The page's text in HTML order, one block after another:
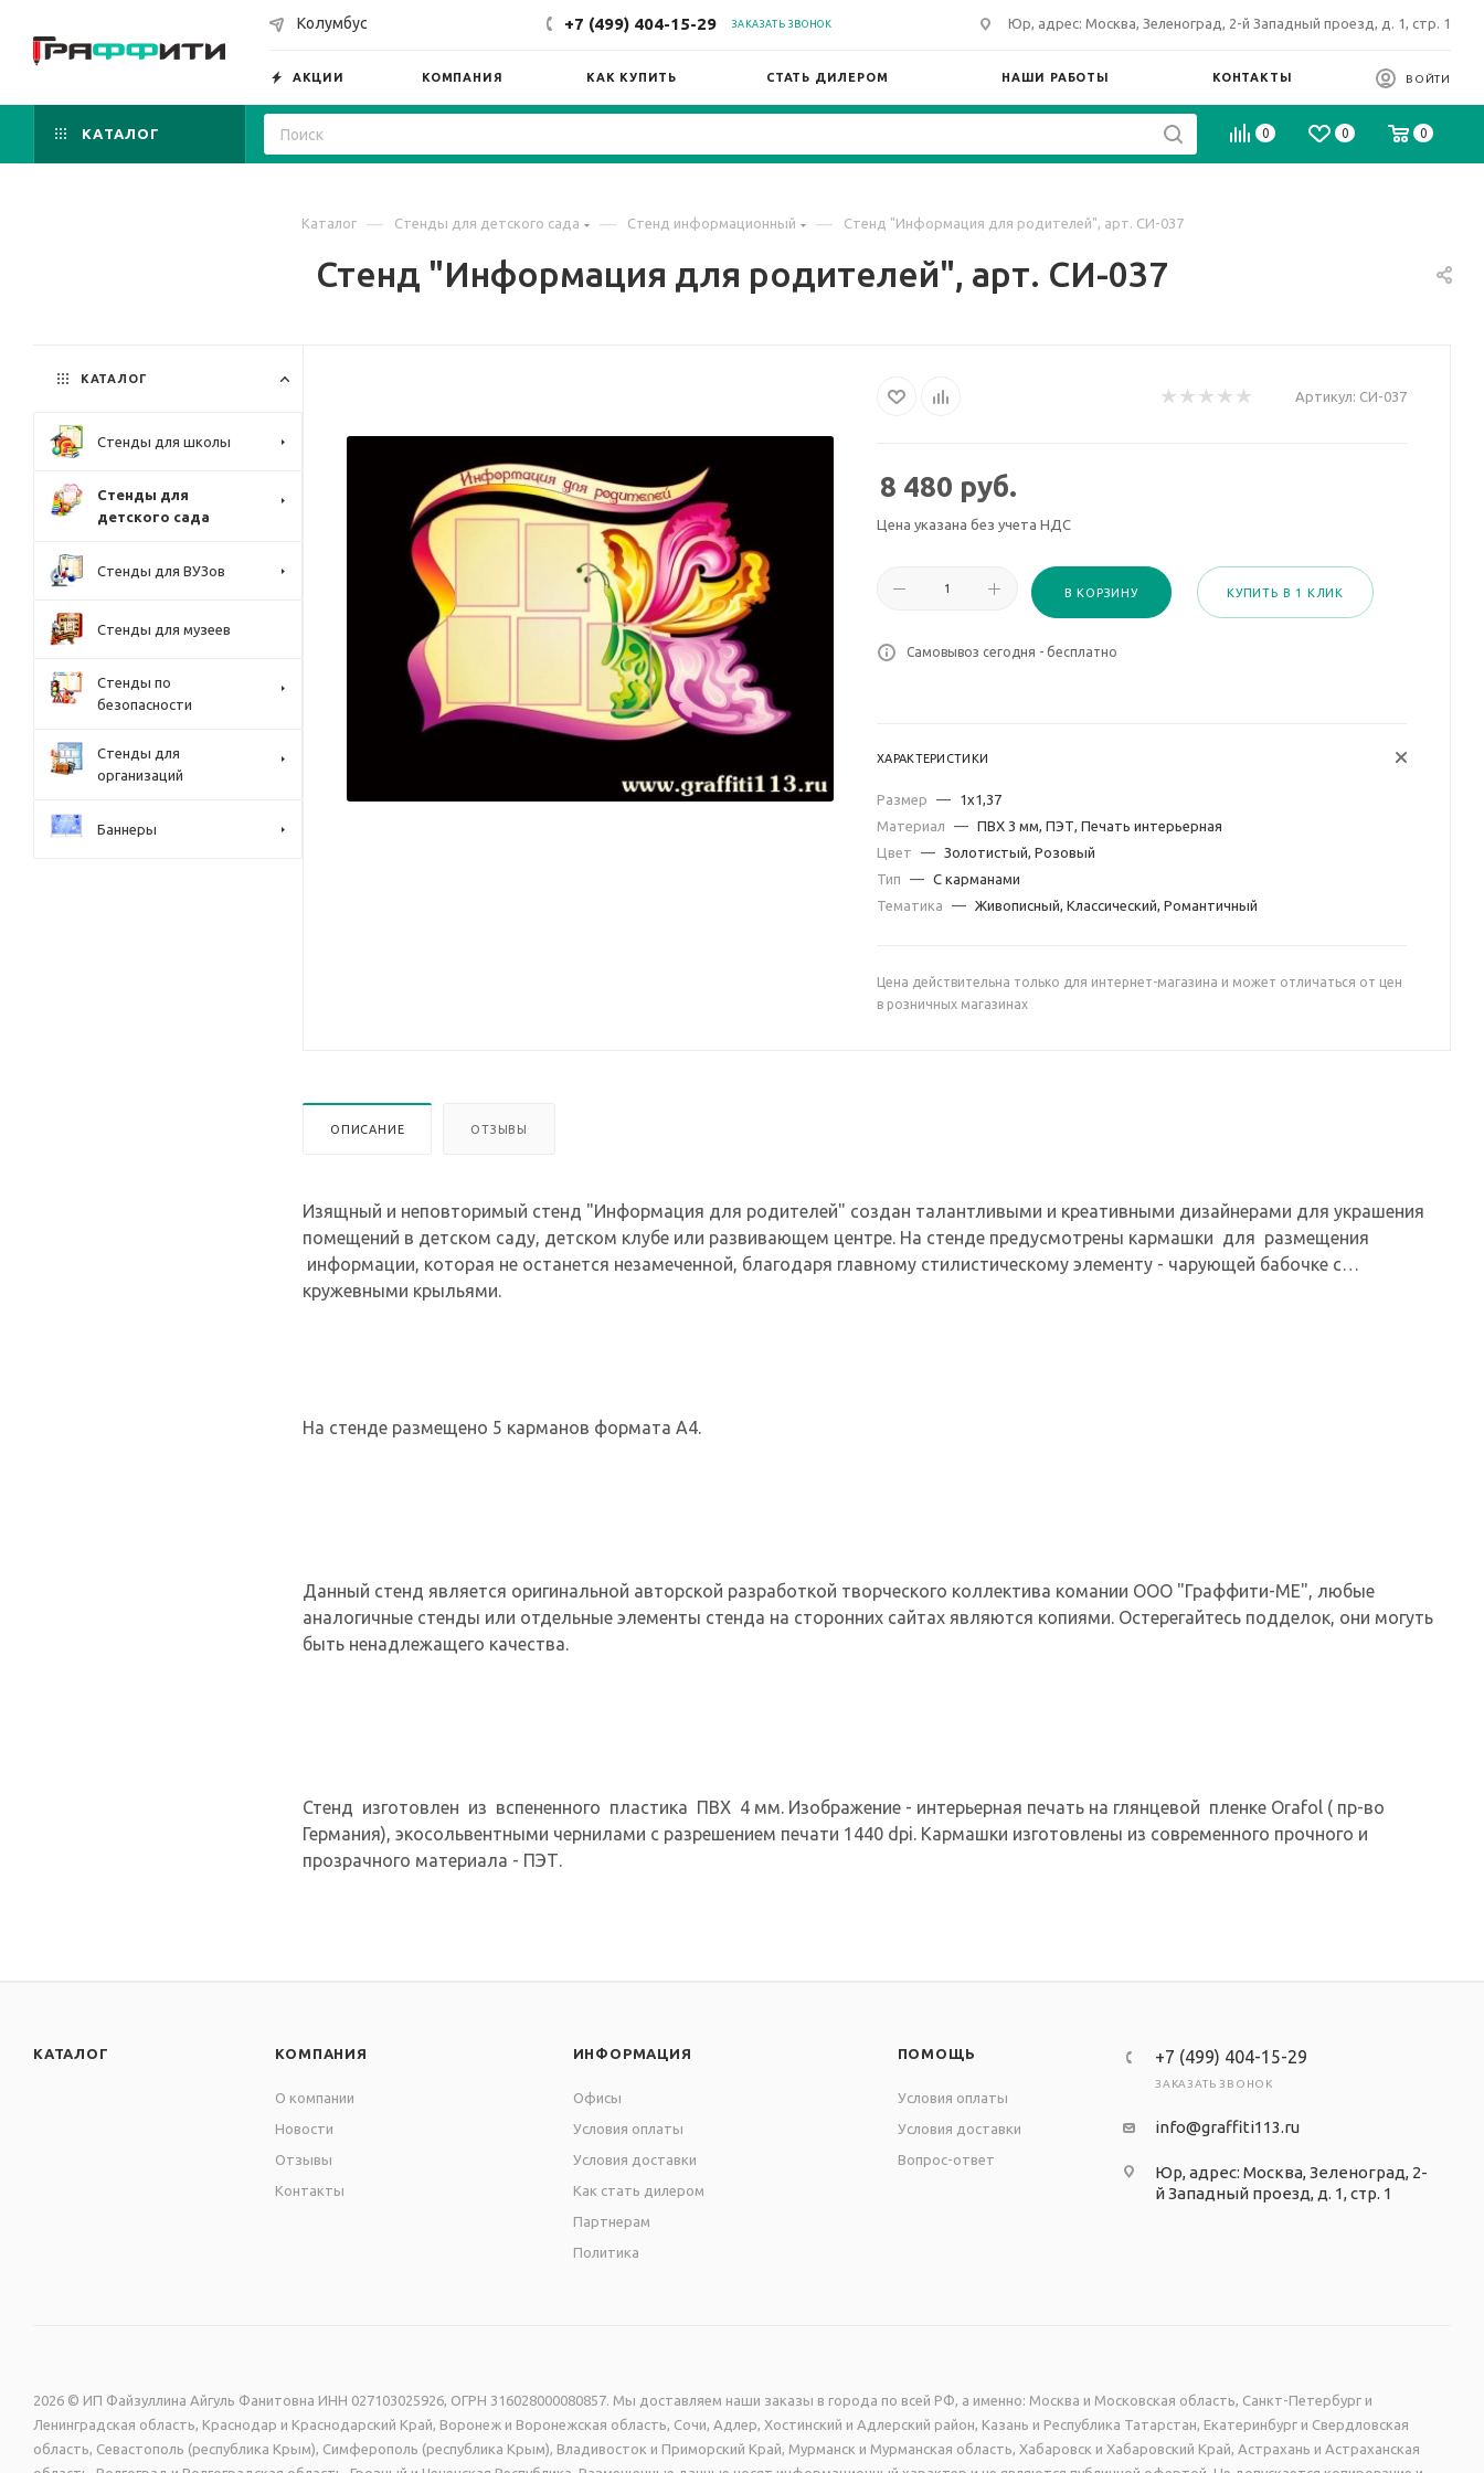
Колумбус +7 (499) 404-15-29 ЗАКАЗАТЬ ЗВОНОК Юр, адрес: Москва, Зеленоград, 2-й Западный проезд, д. 1, стр. 1
АКЦИИ КОМПАНИЯ КАК КУПИТЬ СТАТЬ ДИЛЕРОМ НАШИ РАБОТЫ КОНТАКТЫ ВОЙТИ
КАТАЛОГ 0 0 0
Каталог — Стенды для детского сада — Стенд информационный — Стенд "Информация для родителей", арт. СИ-037
Стенд "Информация для родителей", арт. СИ-037
Артикул: СИ-037
8 480 руб.
Цена указана без учета НДС
В КОРЗИНУ КУПИТЬ В 1 КЛИК
Самовывоз сегодня - бесплатно
ХАРАКТЕРИСТИКИ
Размер —
1х1,37
Материал
— ПВХ 3 мм, ПЭТ, Печать интерьерная
Цвет
— Золотистый, Розовый
Тип
— С карманами
Тематика
— Живописный, Классический, Романтичный
Цена действительна только для интернет-магазина и может отличаться от цен
в розничных магазинах
ОПИСАНИЕ ОТЗЫВЫ
Изящный и неповторимый стенд "Информация для родителей" создан талантливыми и креативными дизайнерами для украшения
помещений в детском саду, детском клубе или развивающем центре. На стенде предусмотрены кармашки для размещения
информации, которая не останется незамеченной, благодаря главному стилистическому элементу - чарующей бабочке с
кружевными крыльями.
На стенде размещено 5 карманов формата А4.
Данный стенд является оригинальной авторской разработкой творческого коллектива комании ООО "Граффити-МЕ", любые
аналогичные стенды или отдельные элементы стенда на сторонних сайтах являются копиями. Остерегайтесь подделок, они могуть
быть ненадлежащего качества.
Стенд изготовлен из вспененного пластика ПВХ 4 мм. Изображение - интерьерная печать на глянцевой пленке Orafol ( пр-во
Германия), экосольвентными чернилами с разрешением печати 1440 dpi. Кармашки изготовлены из современного прочного и
прозрачного материала - ПЭТ.
КАТАЛОГ
Стенды для школы
Стенды для
детского сада
Стенды для ВУЗов
Стенды для музеев
Стенды по
безопасности
Стенды для
организаций
Баннеры
КАТАЛОГ КОМПАНИЯ
О компании
Новости
Отзывы
Контакты
ИНФОРМАЦИЯ
Офисы
Условия оплаты
Условия доставки
Как стать дилером
Партнерам
Политика
ПОМОЩЬ
Условия оплаты
Условия доставки
Вопрос-ответ
+7 (499) 404-15-29
ЗАКАЗАТЬ ЗВОНОК
info@graffiti113.ru
Юр, адрес: Москва, Зеленоград, 2-
й Западный проезд, д. 1, стр. 1
2026 © ИП Файзуллина Айгуль Фанитовна ИНН 027103025926, ОГРН 316028000080857. Мы доставляем наши заказы в города по всей РФ, а именно: Москва и Московская область, Санкт-Петербург и
Ленинградская область, Краснодар и Краснодарский Край, Воронеж и Воронежская область, Сочи, Адлер, Хостинский и Адлерский район, Казань и Республика Татарстан, Екатеринбург и Свердловская
область, Севастополь (республика Крым), Симферополь (республика Крым), Владивосток и Приморский Край, Мурманск и Мурманская область, Хабаровск и Хабаровский Край, Астрахань и Астраханская